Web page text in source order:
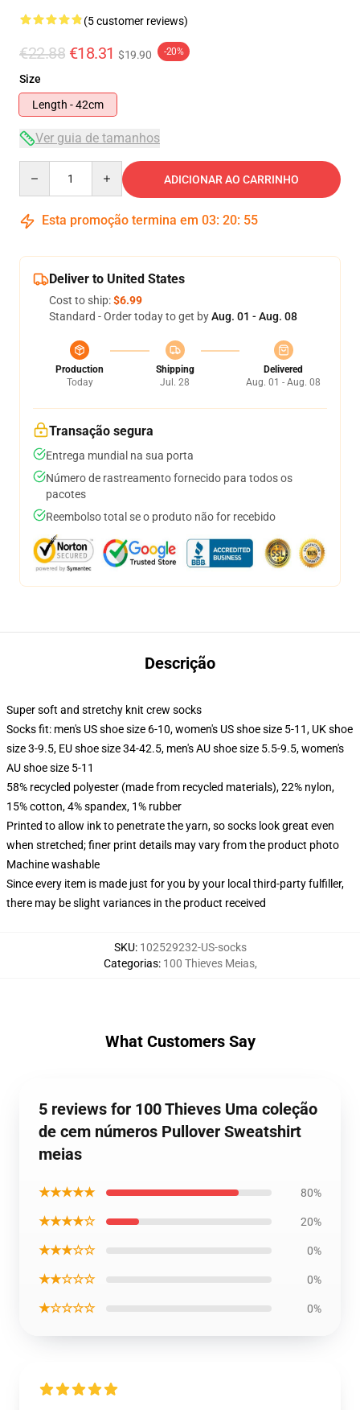
(5 customer reviews)
€22.88 €18.31 $19.90 -20%
Size
Length - 42cm
Ver guia de tamanhos
ADICIONAR AO CARRINHO
Esta promoção termina em 03: 20: 54
Deliver to United States
Cost to ship:$6.99
Standard - Order today to get byAug. 01 - Aug. 08
Production
Today
Shipping
Jul. 28
Delivered
Aug. 01 - Aug. 08
Transação segura
Entrega mundial na sua porta
Número de rastreamento fornecido para todos os
pacotes
Reembolso total se o produto não for recebido
Descrição
Super soft and stretchy knit crew socks
Socks fit: men's US shoe size 6-10, women's US shoe size 5-11, UK shoe
size 3-9.5, EU shoe size 34-42.5, men's AU shoe size 5.5-9.5, women's
AU shoe size 5-11
58% recycled polyester (made from recycled materials), 22% nylon,
15% cotton, 4% spandex, 1% rubber
Printed to allow ink to penetrate the yarn, so socks look great even
when stretched; finer print details may vary from the product photo
Machine washable
Since every item is made just for you by your local third-party fulfiller,
there may be slight variances in the product received
SKU: 102529232-US-socks
Categorias: 100 Thieves Meias,
What Customers Say
5 reviews for 100 Thieves Uma coleção
de cem números Pullover Sweatshirt
meias
★★★★★ 80%
★★★★☆ 20%
★★★☆☆ 0%
★★☆☆☆ 0%
★☆☆☆☆ 0%